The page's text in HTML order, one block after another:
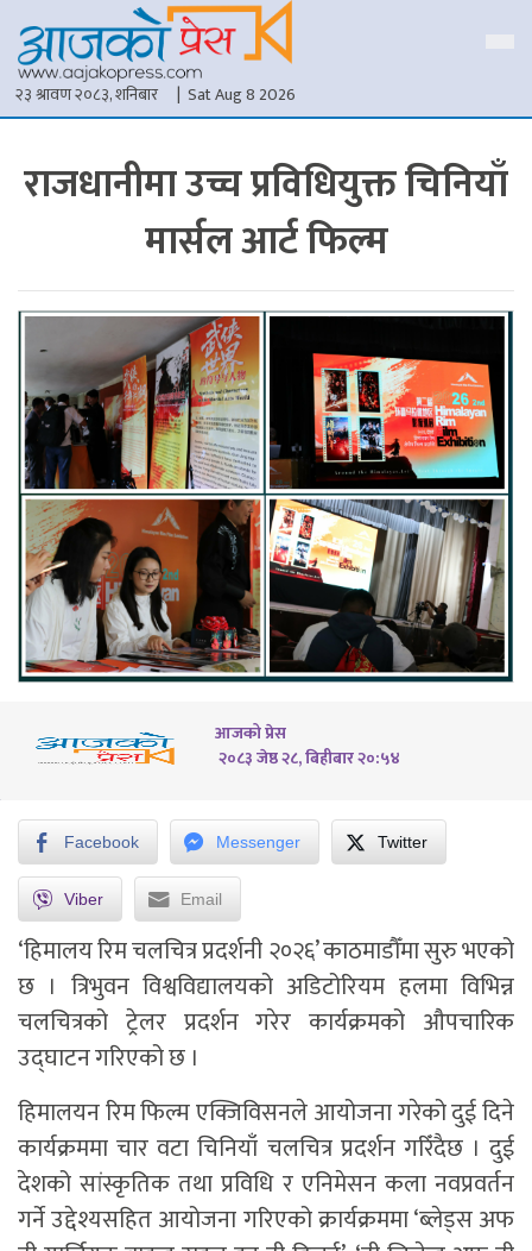
२३ श्रावण २०८३, शनिबार | Sat Aug 8 2026
राजधानीमा उच्च प्रविधियुक्त चिनियाँ
मार्सल आर्ट फिल्म
आजको प्रेस
२०८३ जेष्ठ २८, बिहीबार २०:५४
Facebook Messenger Twitter
Viber Email
‘हिमालय रिम चलचित्र प्रदर्शनी २०२६’ काठमाडौँमा सुरु भएको
छ । त्रिभुवन विश्वविद्यालयको अडिटोरियम हलमा विभिन्न
चलचित्रको ट्रेलर प्रदर्शन गरेर कार्यक्रमको औपचारिक
उद्घाटन गरिएको छ ।
हिमालयन रिम फिल्म एक्जिविसनले आयोजना गरेको दुई दिने
कार्यक्रममा चार वटा चिनियाँ चलचित्र प्रदर्शन गरिँदैछ । दुई
देशको सांस्कृतिक तथा प्रविधि र एनिमेसन कला नवप्रवर्तन
गर्ने उद्देश्यसहित आयोजना गरिएको क्रार्यक्रममा ‘ब्लेड्स अफ